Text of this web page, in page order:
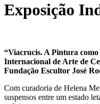
Exposição
“Viacrucis. A Pintura
Internacional de Arte de
Fundação Escultor José
Com curadoria de Helena
suspensos entre um estado